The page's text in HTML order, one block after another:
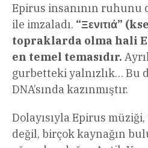
Epirus insanının
ile imzaladı. “Ξενιτιά”
topraklarda olma hali
en temel temasıdır.
gurbetteki yalnızlık… Bu
DNA’sında kazınmıştır.
Dolayısıyla Epirus
değil, birçok kaynağın